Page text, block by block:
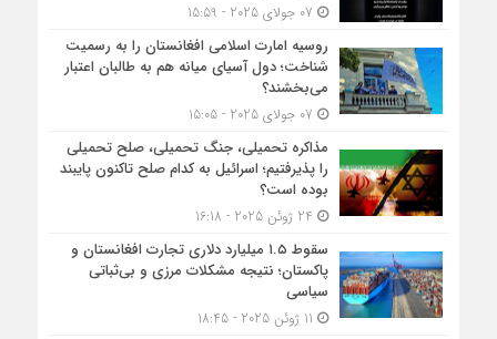
روسیه امارت اسلامی افغانستان را به رسمیت
شناخت؛ دول آسیای میانه هم به طالبان اعتبار
می‎‌بخشند؟
مذاکره تحمیلی، جنگ تحمیلی، صلح تحمیلی
را پذیرفتیم؛ اسرائیل به کدام صلح تاکنون پایبند
بوده است؟
سقوط ۱.۵ میلیارد دلاری تجارت افغانستان و
پاکستان؛ نتیجه مشکلات مرزی و بی‌ثباتی
سیاسی